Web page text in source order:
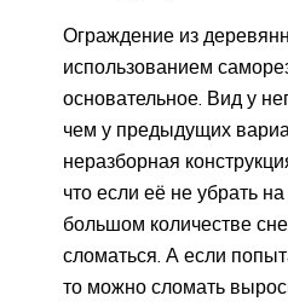
Ограждение из
использованием
основательное. Вид у
чем у предыдущих
неразборная
что если её не убрать
большом количестве
сломаться. А если
то можно сломать